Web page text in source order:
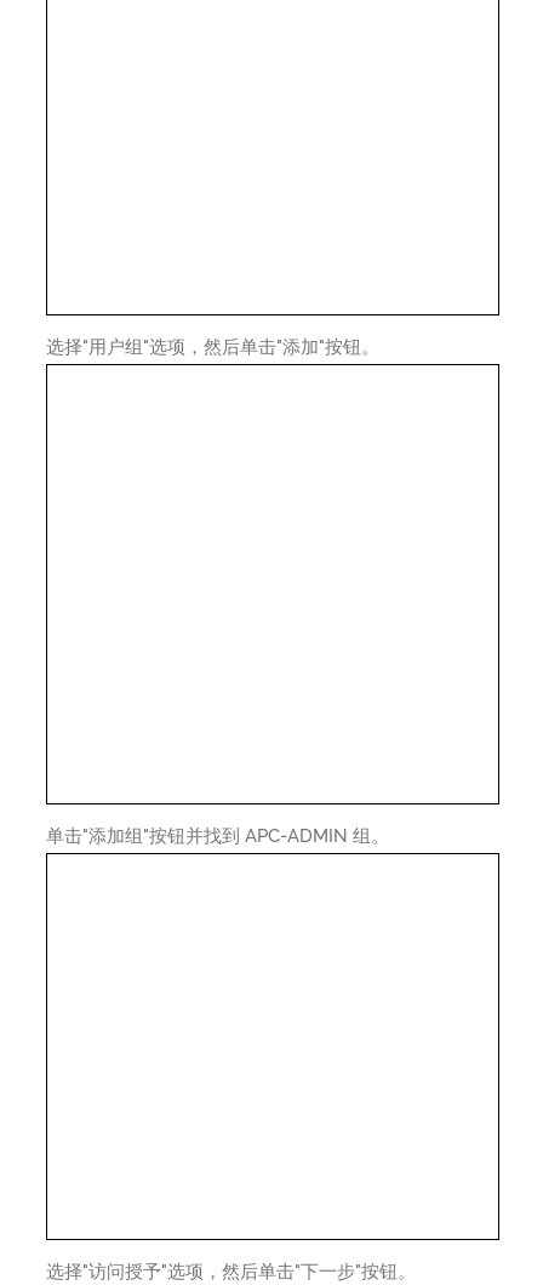
选择"用户组"选项，然后单击"添加"按钮。
单击"添加组"按钮并找到 APC-ADMIN 组。
选择"访问授予"选项，然后单击"下一步"按钮。